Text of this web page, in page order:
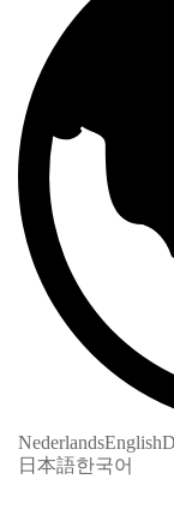
NederlandsEnglish
日本語한국어